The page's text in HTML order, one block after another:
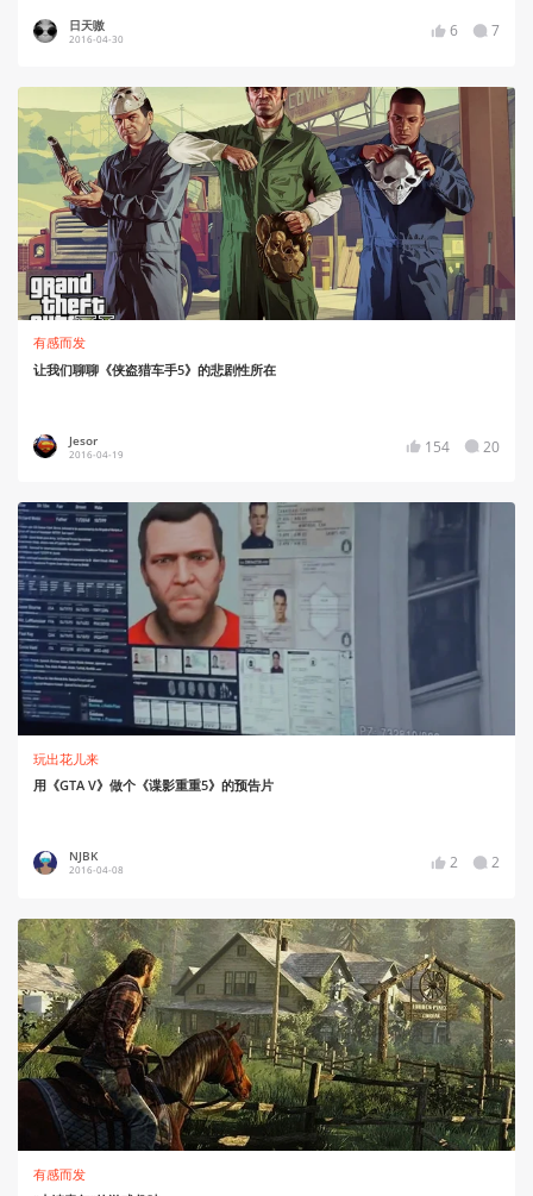
日天嗷
2016-04-30 6 7
有感而发
让我们聊聊《侠盗猎车手5》的悲剧性所在
Jesor
2016-04-19 154 20
玩出花儿来
用《GTA V》做个《谍影重重5》的预告片
NJBK
2016-04-08 2 2
有感而发